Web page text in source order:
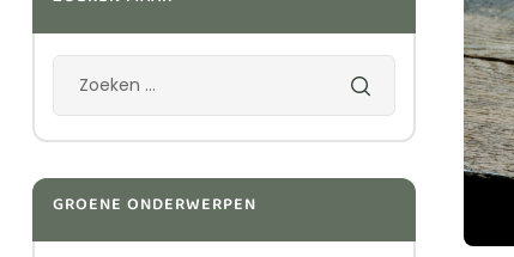
GROENE ONDERWERPEN